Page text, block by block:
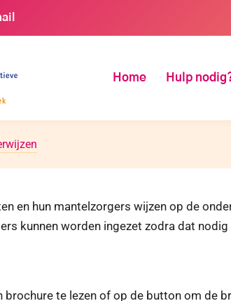
Home Hulp
en hun mantelzorgers wijzen op de
kunnen worden ingezet zodra dat
brochure te lezen of op de button om de